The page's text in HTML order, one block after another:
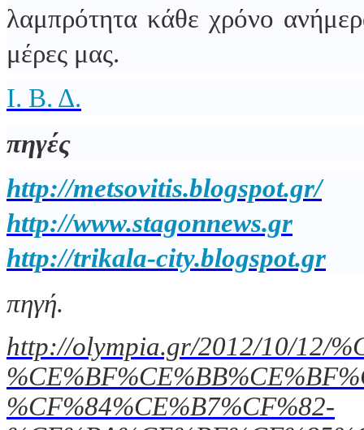
λαμπρότητα κάθε χρόνο
μέρες μας.
Ι. Β. Δ.
πηγές
http://metsovitis.blogspot.gr/
http://www.stagonnews.gr
http://trikala-city.blogspot.gr
πηγή.
http://olympia.gr/2012/10/12/
%CF%84%CE%B7%CF%82-